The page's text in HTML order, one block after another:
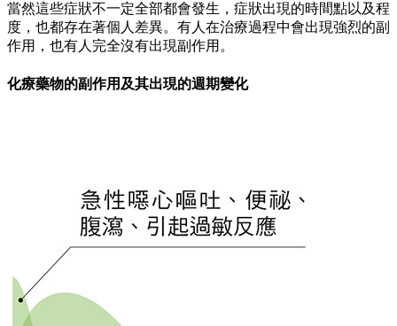
當然這些症狀不一定全部都會發生，症狀出現的時間點以及程
度，也都存在著個人差異。有人在治療過程中會出現強烈的副
作用，也有人完全沒有出現副作用。
化療藥物的副作用及其出現的週期變化